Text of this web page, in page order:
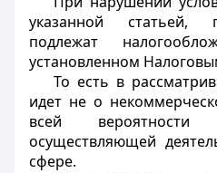
указанной статьей,
подлежат
установленном
То есть в
идет не о
всей вероятности
осуществляющей
сфере.